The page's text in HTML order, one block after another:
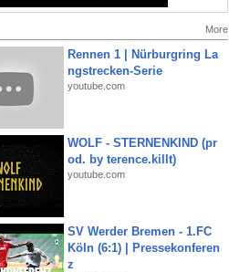
More
Rennen 1 | Nürburgring La
ngstrecken-Serie
youtube.com
WOLF - STERNENKIND (pr
od. by terence.killt)
youtube.com
SV Werder Bremen - 1.FC
Köln (6:1) | Pressekonferen
z